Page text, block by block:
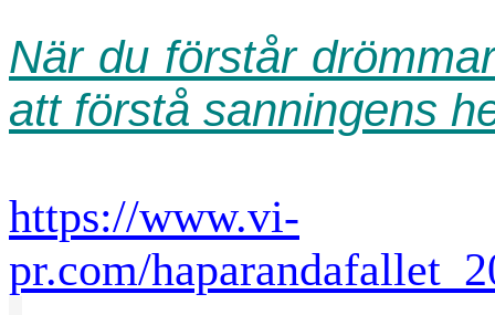
När du förstår
att förstå sanningens
https://www.vi-
pr.com/